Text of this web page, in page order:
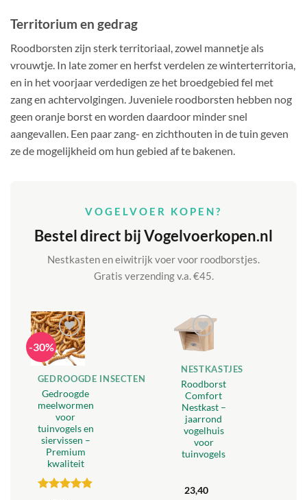
Territorium en gedrag
Roodborsten zijn sterk territoriaal, zowel mannetje als
vrouwtje. In late zomer en herfst verdelen ze winterterritoria,
en in het voorjaar verdedigen ze het broedgebied fel met
zang en achtervolgingen. Juveniele roodborsten hebben nog
geen oranje borst en worden daardoor minder snel
aangevallen. Een paar zang- en zichthouten in de tuin geven
ze de mogelijkheid om hun gebied af te bakenen.
VOGELVOER KOPEN?
Bestel direct bij Vogelvoerkopen.nl
Nestkasten en eiwitrijk voer voor roodborstjes.
Gratis verzending v.a. €45.
-30%
Toevoegen
aan
verlanglijst
GEDROOGDE INSECTEN
Gedroogde
meelwormen
voor
tuinvogels en
siervissen –
Premium
kwaliteit
Toevoegen
verlanglijst
NESTKASTJES
Roodborst
Comfort
Nestkast –
jaarrond
vogelhuis
voor
tuinvogels
23,40